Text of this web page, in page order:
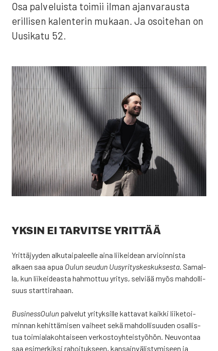
Osa pal­ve­luis­ta toi­mii ilman ajan­va­raus­ta
eril­li­sen kalen­te­rin mukaan. Ja osoi­te­han on
Uusi­ka­tu 52.
YKSIN EI TAR­VIT­SE YRIT­TÄÄ
Yrit­tä­jyy­den alku­tai­pa­leel­le aina lii­kei­dean arvioin­nis­ta
alkaen saa apua Oulun seu­dun Uus­yri­tys­kes­kuk­ses­ta. Samal­
la, kun lii­kei­deas­ta hah­mot­tuu yri­tys, sel­vi­ää myös mah­dol­li­
suus start­ti­ra­haan.
Business­Oulun pal­ve­lut yri­tyk­sil­le kat­ta­vat kaik­ki lii­ke­toi­
min­nan kehit­tä­mi­sen vai­heet sekä mah­dol­li­suu­den osal­lis­
tua toi­mia­la­koh­tai­seen ver­kos­to­yh­teis­työ­hön. Neu­von­taa
saa esi­mer­kik­si rahoi­tuk­seen, kan­sain­vä­lis­ty­mi­seen ja